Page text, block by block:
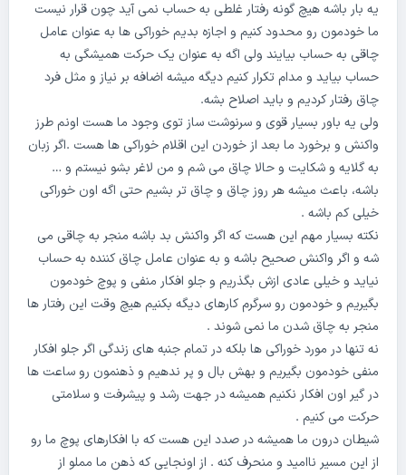
یه بار باشه هیچ گونه رفتار غلطی به حساب نمی آید چون قرار نیست
ما خودمون رو محدود کنیم و اجازه بدیم خوراکی ها به عنوان عامل
چاقی به حساب بیایند ولی اگه به عنوان یک حرکت همیشگی به
حساب بیاید و مدام تکرار کنیم دیگه میشه اضافه بر نیاز و مثل فرد
چاق رفتار کردیم و باید اصلاح بشه.
ولی یه باور بسیار قوی و سرنوشت ساز توی وجود ما هست اونم طرز
واکنش و برخورد ما بعد از خوردن این اقلام خوراکی ها هست .اگر زبان
به گلایه و شکایت و حالا چاق می شم و من لاغر بشو نیستم و …
باشه، باعث میشه هر روز چاق و چاق تر بشیم حتی اگه اون خوراکی
خیلی کم باشه .
نکته بسیار مهم این هست که اگر واکنش بد باشه منجر به چاقی می
شه و اگر واکنش صحیح باشه و به عنوان عامل چاق کننده به حساب
نیاید و خیلی عادی ازش بگذریم و جلو افکار منفی و پوچ خودمون
بگیریم و خودمون رو سرگرم کارهای دیگه بکنیم هیچ وقت این رفتار ها
منجر به چاق شدن ما نمی شوند .
نه تنها در مورد خوراکی ها بلکه در تمام جنبه های زندگی اگر جلو افکار‌
منفی خودمون بگیریم و بهش بال و پر ندهیم و ذهنمون رو ساعت ها
در گیر اون افکار‌ نکنیم همیشه در جهت رشد و پیشرفت و سلامتی
حرکت می کنیم .
شیطان درون ما همیشه در صدد این هست که با افکارهای پوچ ما رو
از این مسیر ناامید و منحرف کنه . از اونجایی که ذهن ما مملو از